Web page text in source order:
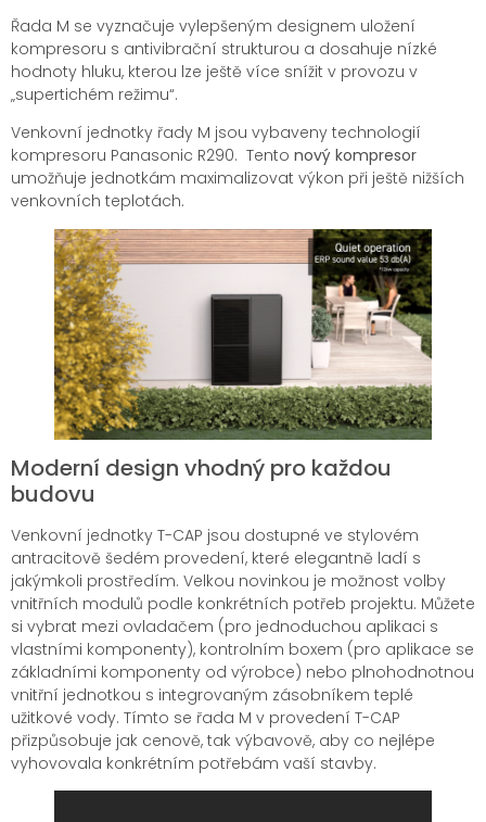
Řada M se vyznačuje vylepšeným designem uložení
kompresoru s antivibrační strukturou a dosahuje nízké
hodnoty hluku, kterou lze ještě více snížit v provozu v
„supertichém režimu“.
Venkovní jednotky řady M jsou vybaveny technologií
kompresoru Panasonic R290. Tento nový kompresor
umožňuje jednotkám maximalizovat výkon při ještě nižších
venkovních teplotách.
Moderní design vhodný pro každou
budovu
Venkovní jednotky T-CAP jsou dostupné ve stylovém
antracitově šedém provedení, které elegantně ladí s
jakýmkoli prostředím. Velkou novinkou je možnost volby
vnitřních modulů podle konkrétních potřeb projektu. Můžete
si vybrat mezi ovladačem (pro jednoduchou aplikaci s
vlastními komponenty), kontrolním boxem (pro aplikace se
základními komponenty od výrobce) nebo plnohodnotnou
vnitřní jednotkou s integrovaným zásobníkem teplé
užitkové vody. Tímto se řada M v provedení T-CAP
přizpůsobuje jak cenově, tak výbavově, aby co nejlépe
vyhovovala konkrétním potřebám vaší stavby.